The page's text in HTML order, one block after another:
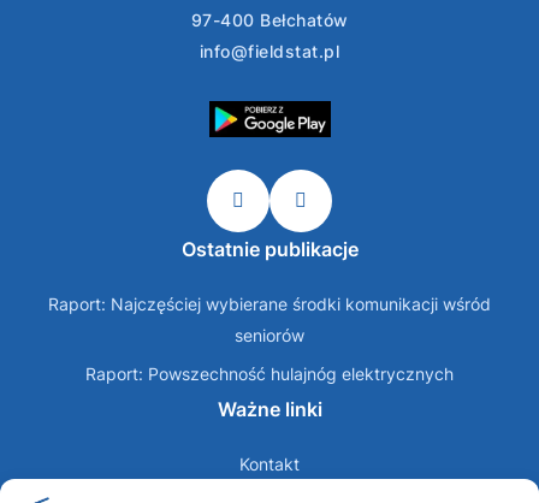
97-400 Bełchatów
info@fieldstat.pl
Ostatnie publikacje
Raport: Najczęściej wybierane środki komunikacji wśród
seniorów
Raport: Powszechność hulajnóg elektrycznych
Ważne linki
Kontakt